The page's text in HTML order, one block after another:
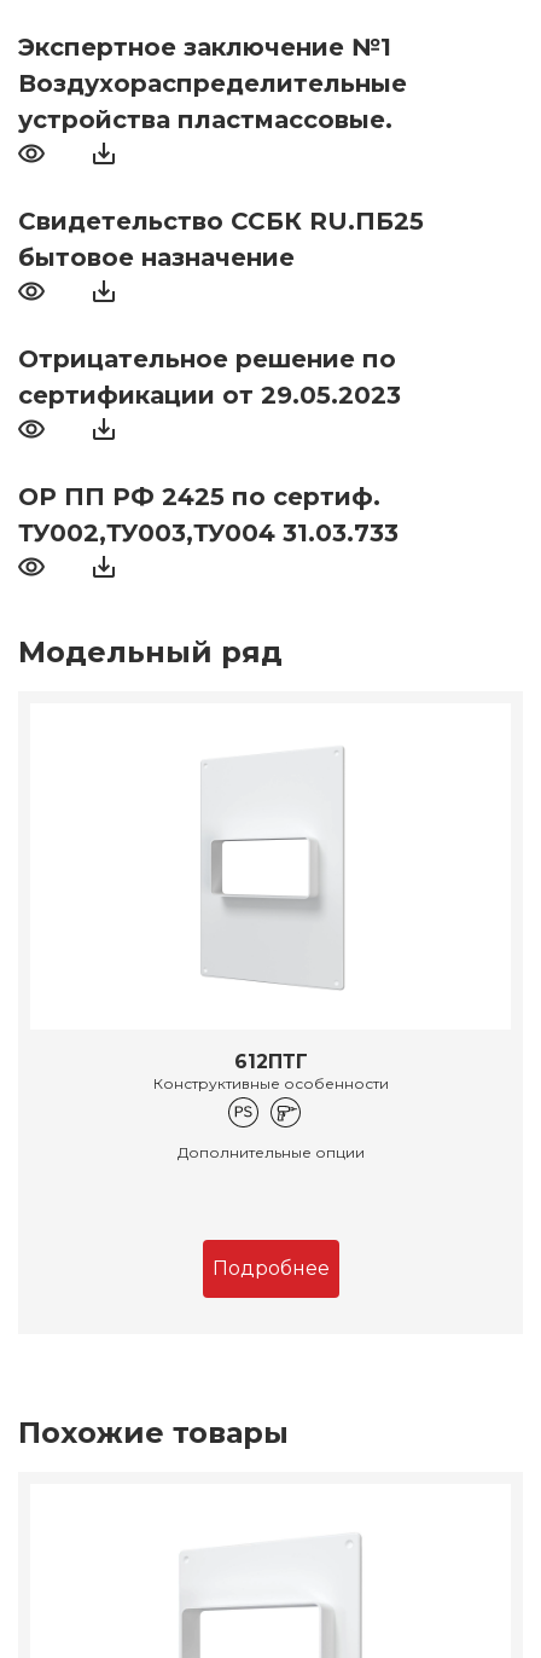
Экспертное заключение №1
Воздухораспределительные
устройства пластмассовые.
Свидетельство ССБК RU.ПБ25
бытовое назначение
Отрицательное решение по
сертификации от 29.05.2023
ОР ПП РФ 2425 по сертиф.
ТУ002,ТУ003,ТУ004 31.03.733
Модельный ряд
612ПТГ
Конструктивные особенности
Дополнительные опции
Подробнее
Похожие товары